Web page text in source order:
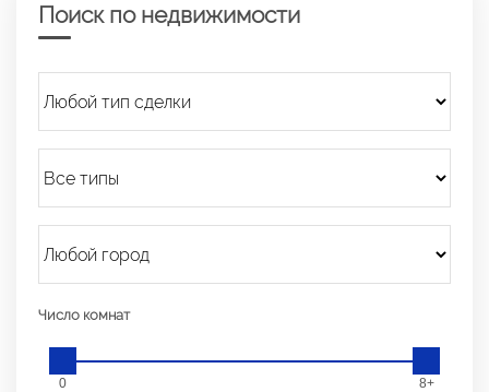
Поиск по недвижимости
Число комнат
0 8+